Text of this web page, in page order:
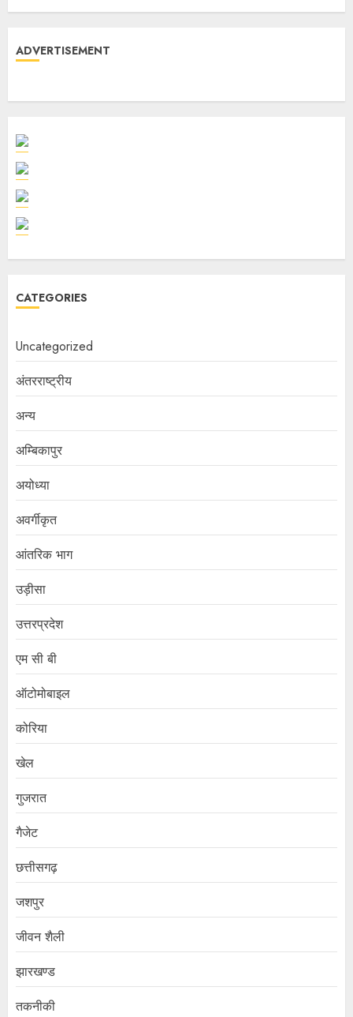
ADVERTISEMENT
CATEGORIES
Uncategorized
अंतरराष्ट्रीय
अन्य
अम्बिकापुर
अयोध्या
अवर्गीकृत
आंतरिक भाग
उड़ीसा
उत्तरप्रदेश
एम सी बी
ऑटोमोबाइल
कोरिया
खेल
गुजरात
गैजेट
छत्तीसगढ़
जशपुर
जीवन शैली
झारखण्ड
तकनीकी